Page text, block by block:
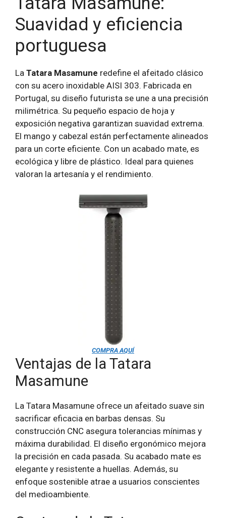
Suavidad y eficiencia
portuguesa
La Tatara Masamune redefine el afeitado clásico
con su acero inoxidable AISI 303. Fabricada en
Portugal, su diseño futurista se une a una precisión
milimétrica. Su pequeño espacio de hoja y
exposición negativa garantizan suavidad extrema.
El mango y cabezal están perfectamente alineados
para un corte eficiente. Con un acabado mate, es
ecológica y libre de plástico. Ideal para quienes
valoran la artesanía y el rendimiento.
COMPRA AQUÍ
Ventajas de la Tatara
Masamune
La Tatara Masamune ofrece un afeitado suave sin
sacrificar eficacia en barbas densas. Su
construcción CNC asegura tolerancias mínimas y
máxima durabilidad. El diseño ergonómico mejora
la precisión en cada pasada. Su acabado mate es
elegante y resistente a huellas. Además, su
enfoque sostenible atrae a usuarios conscientes
del medioambiente.